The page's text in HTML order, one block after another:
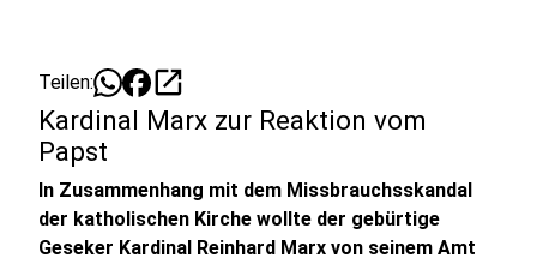
Teilen: open_in_new
Kardinal Marx zur Reaktion vom
Papst
In Zusammenhang mit dem Missbrauchsskandal
der katholischen Kirche wollte der gebürtige
Geseker Kardinal Reinhard Marx von seinem Amt